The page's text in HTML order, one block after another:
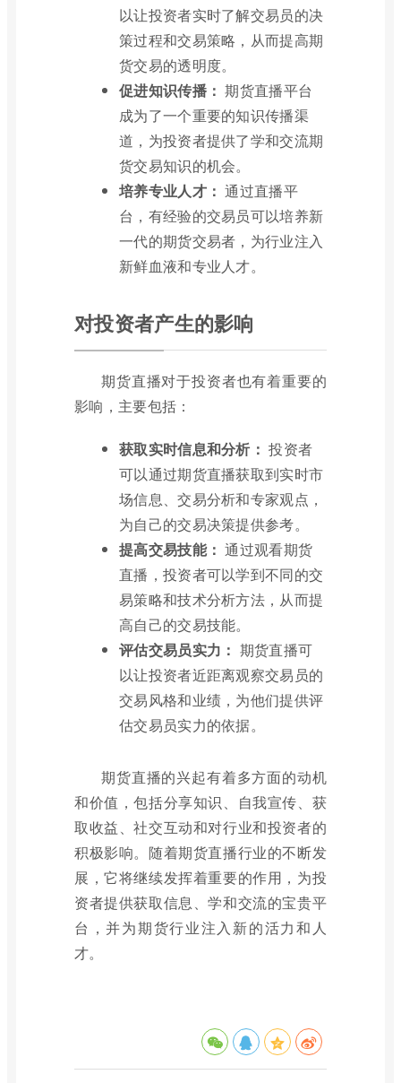
以让投资者实时了解交易员的决
策过程和交易策略，从而提高期
货交易的透明度。
促进知识传播： 期货直播平台
成为了一个重要的知识传播渠
道，为投资者提供了学和交流期
货交易知识的机会。
培养专业人才： 通过直播平
台，有经验的交易员可以培养新
一代的期货交易者，为行业注入
新鲜血液和专业人才。
对投资者产生的影响
期货直播对于投资者也有着重要的
影响，主要包括：
获取实时信息和分析： 投资者
可以通过期货直播获取到实时市
场信息、交易分析和专家观点，
为自己的交易决策提供参考。
提高交易技能： 通过观看期货
直播，投资者可以学到不同的交
易策略和技术分析方法，从而提
高自己的交易技能。
评估交易员实力： 期货直播可
以让投资者近距离观察交易员的
交易风格和业绩，为他们提供评
估交易员实力的依据。
期货直播的兴起有着多方面的动机
和价值，包括分享知识、自我宣传、获
取收益、社交互动和对行业和投资者的
积极影响。随着期货直播行业的不断发
展，它将继续发挥着重要的作用，为投
资者提供获取信息、学和交流的宝贵平
台，并为期货行业注入新的活力和人
才。